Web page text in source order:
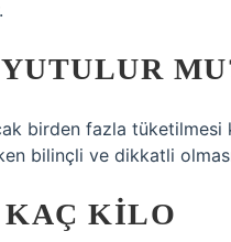
birden fazla tüketilmesi
bilinçli ve dikkatli
KAÇ KILO